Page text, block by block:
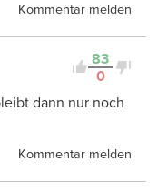
Kommentar melden
83
0
dann nur noch
Kommentar melden